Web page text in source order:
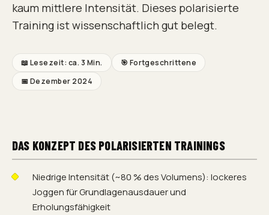
kaum mittlere Intensität. Dieses polarisierte
Training ist wissenschaftlich gut belegt.
📖 Lesezeit: ca. 3 Min. 🎯 Fortgeschrittene
📅 Dezember 2024
DAS KONZEPT DES POLARISIERTEN TRAININGS
Niedrige Intensität (~80 % des Volumens): lockeres
Joggen für Grundlagenausdauer und
Erholungsfähigkeit